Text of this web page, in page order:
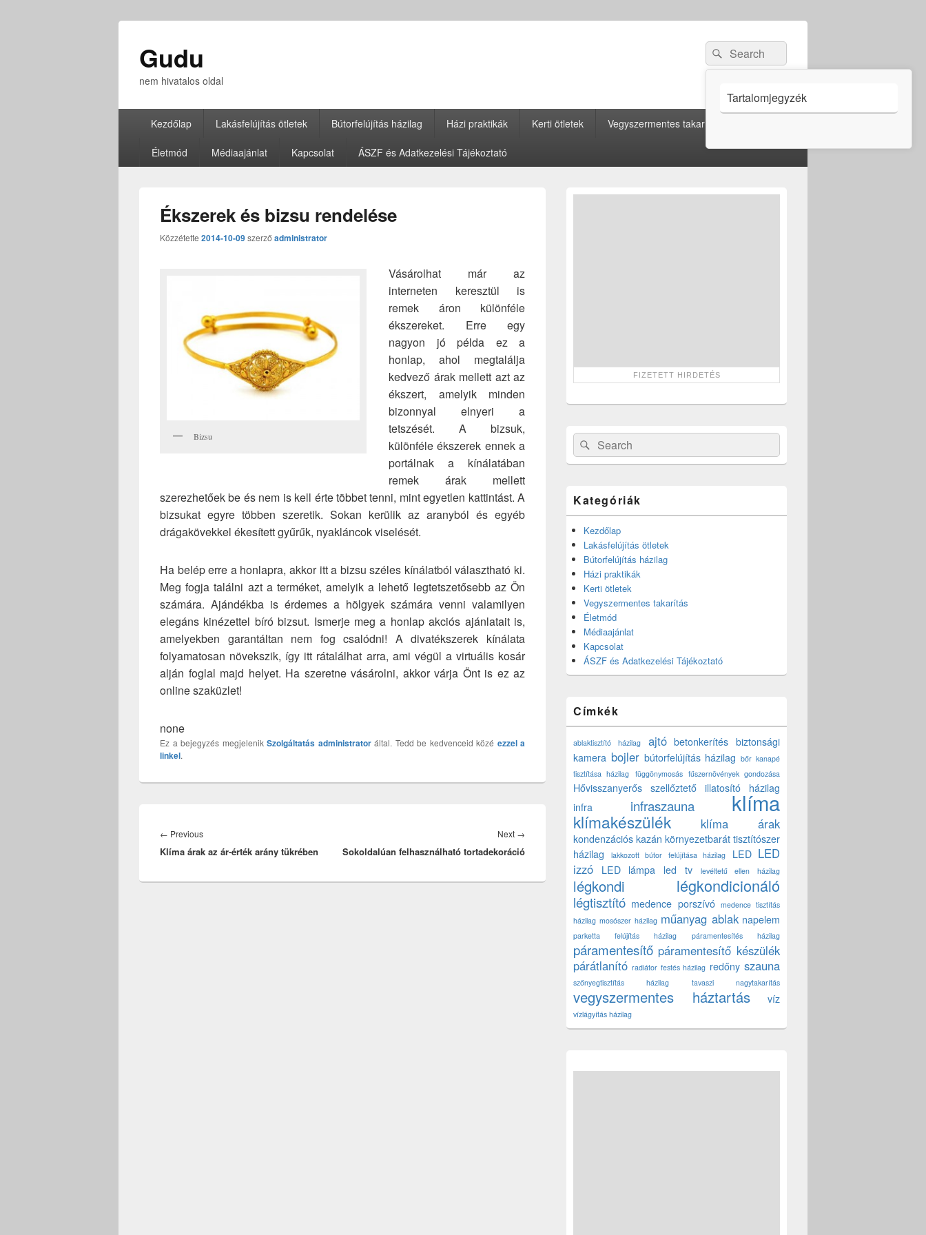
Gudu
nem hivatalos oldal
Search
for:
Search
Kezdőlap Lakásfelújítás ötletek Bútorfelújítás házilag Házi praktikák Kerti ötletek Vegyszermentes takarítás
Életmód Médiaajánlat Kapcsolat ÁSZF és Adatkezelési Tájékoztató
Ékszerek és bizsu rendelése
Közzétette 2014-10-09szerző administrator
Bizsu
Vásárolhat már az
interneten keresztül is
remek áron különféle
ékszereket. Erre egy
nagyon jó példa ez a
honlap, ahol megtalálja
kedvező árak mellett azt az
ékszert, amelyik minden
bizonnyal elnyeri a
tetszését. A bizsuk,
különféle ékszerek ennek a
portálnak a kínálatában
remek árak mellett
szerezhetőek be és nem is kell érte többet tenni, mint egyetlen kattintást. A
bizsukat egyre többen szeretik. Sokan kerülik az aranyból és egyéb
drágakövekkel ékesített gyűrűk, nyakláncok viselését.
Ha belép erre a honlapra, akkor itt a bizsu széles kínálatból választható ki.
Meg fogja találni azt a terméket, amelyik a lehető legtetszetősebb az Ön
számára. Ajándékba is érdemes a hölgyek számára venni valamilyen
elegáns kinézettel bíró bizsut. Ismerje meg a honlap akciós ajánlatait is,
amelyekben garantáltan nem fog csalódni! A divatékszerek kínálata
folyamatosan növekszik, így itt rátalálhat arra, ami végül a virtuális kosár
alján foglal majd helyet. Ha szeretne vásárolni, akkor várja Önt is ez az
online szaküzlet!
none
Ez a bejegyzés megjelenik Szolgáltatás administratoráltal. Tedd be kedvenceid közé ezzel a
linkel.
navigáció
← PreviousPrevious
post:
Klíma árak az ár-érték arány tükrében
Next →
post:
Sokoldalúan felhasználható tortadekoráció
Primary
Search
for:
Search
Kategóriák
Kezdőlap
Lakásfelújítás ötletek
Bútorfelújítás házilag
Házi praktikák
Kerti ötletek
Vegyszermentes takarítás
Életmód
Médiaajánlat
Kapcsolat
ÁSZF és Adatkezelési Tájékoztató
Címkék
ablaktisztító házilag ajtó betonkerítés biztonsági
kamera bojler bútorfelújítás házilag bőr kanapé
tisztítása házilag függönymosás fűszernövények gondozása
Hővisszanyerős szellőztető illatosító házilag
infra
infraszauna klíma
klímakészülék klíma árak
kondenzációs kazán környezetbarát tisztítószer
házilag
lakkozott bútor felújítása házilag LED LED
izzó
LED lámpa led tv levéltetű ellen házilag
légkondi légkondicionáló
légtisztító medence porszívó medence tisztítás
házilag mosószer házilag műanyag ablak napelem
parketta felújítás házilag páramentesítés házilag
páramentesítő páramentesítő készülék
párátlanító radiátor festés házilag redőny szauna
szőnyegtisztítás házilag tavaszi nagytakarítás
vegyszermentes háztartás víz
vízlágyítás házilag
Tartalomjegyzék